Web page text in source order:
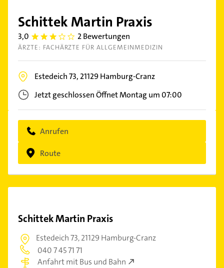
Schittek Martin Praxis
3,0 3.0 2 Bewertungen
ÄRZTE: FACHÄRZTE FÜR ALLGEMEINMEDIZIN
Estedeich 73, 21129Hamburg-Cranz
Jetzt geschlossenÖffnet Montag um 07:00
Anrufen
Route
Schittek Martin Praxis
Estedeich 73,21129 Hamburg-Cranz
040 7 45 71 71
Anfahrt mit Bus und Bahn